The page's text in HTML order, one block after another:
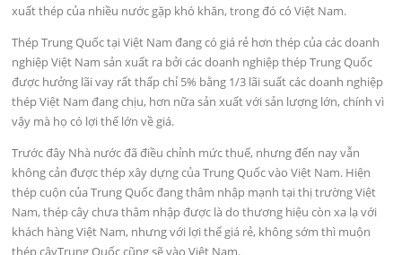
xuất thép của nhiều nước gặp khó khăn, trong đó có Việt Nam.
Thép Trung Quốc tại Việt Nam đang có giá rẻ hơn thép của các doanh
nghiệp Việt Nam sản xuất ra bởi các doanh nghiệp thép Trung Quốc
được hưởng lãi vay rất thấp chỉ 5% bằng 1/3 lãi suất các doanh nghiệp
thép Việt Nam đang chịu, hơn nữa sản xuất với sản lượng lớn, chính vì
vậy mà họ có lợi thế lớn về giá.
Trước đây Nhà nước đã điều chỉnh mức thuế, nhưng đến nay vẫn
không cản được thép xây dựng của Trung Quốc vào Việt Nam. Hiện
thép cuộn của Trung Quốc đang thâm nhập mạnh tại thị trường Việt
Nam, thép cây chưa thâm nhập được là do thương hiệu còn xa lạ với
khách hàng Việt Nam, nhưng với lợi thế giá rẻ, không sớm thì muộn
thép câyTrung Quốc cũng sẽ vào Việt Nam.